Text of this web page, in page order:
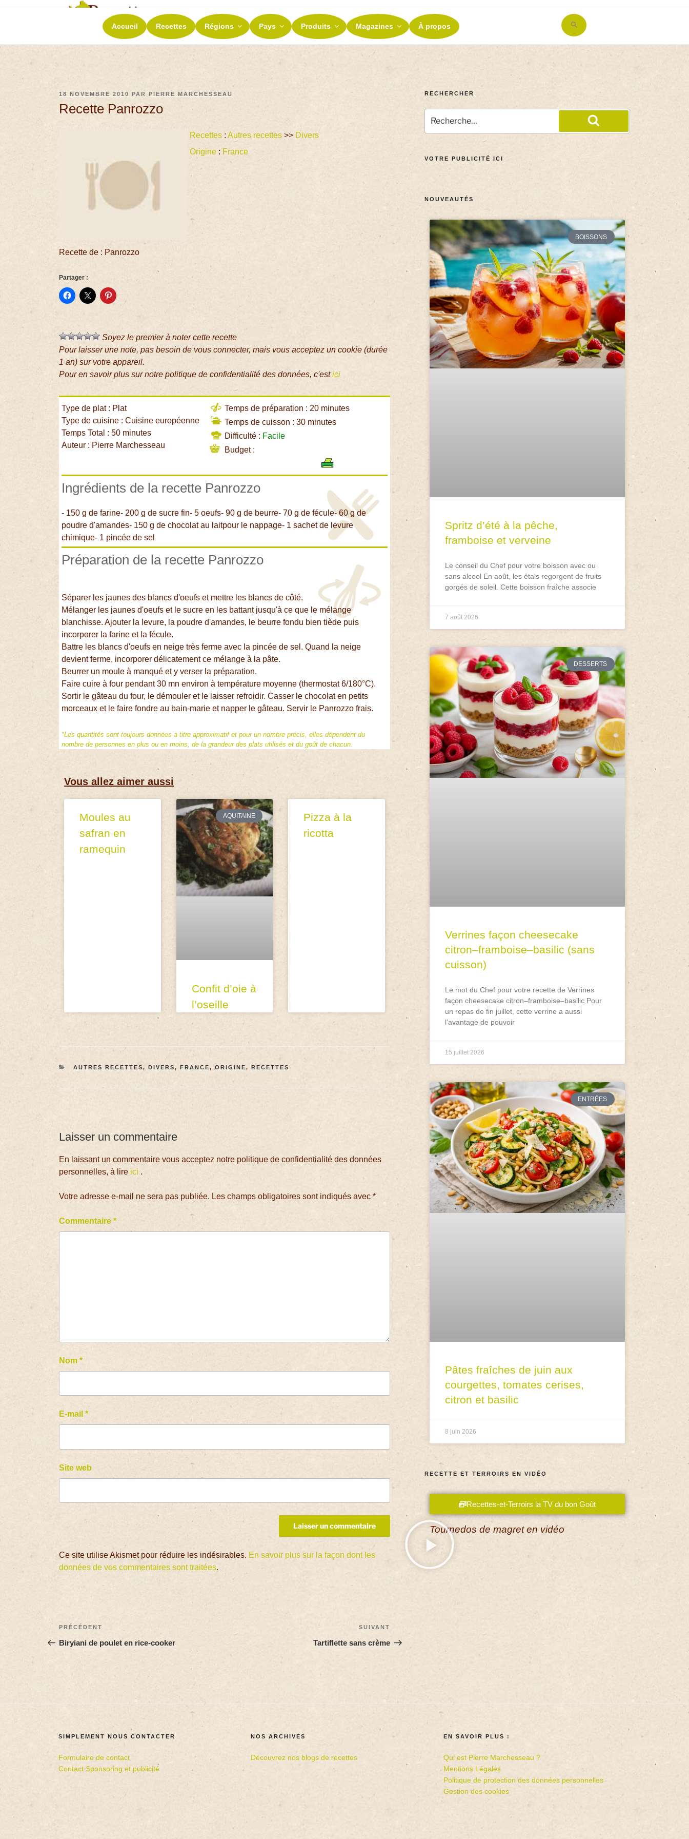
RECETTES ET TERROIRS
La richesse de nos terroirs
Accueil Recettes Régions Pays Produits Magazines À propos
Search
for:
18 NOVEMBRE 2010 PARPIERRE MARCHESSEAU
Recette Panrozzo
Recettes :Autres recettes >> Divers
Origine : France
Recette de : Panrozzo
Partager :
Soyez le premier à noter cette recette
Pour laisser une note, pas besoin de vous connecter, mais vous acceptez un cookie (durée
1 an) sur votre appareil.
Pour en savoir plus sur notre politique de confidentialité des données, c'estici
Type de plat : Plat
Type de cuisine : Cuisine européenne
Temps Total : 50 minutes
Auteur : Pierre Marchesseau
Temps de préparation : 20 minutes
Temps de cuisson : 30 minutes
Difficulté : Facile
Budget :
Ingrédients de la recette Panrozzo
- 150 g de farine- 200 g de sucre fin- 5 oeufs- 90 g de beurre- 70 g de fécule- 60 g de
poudre d'amandes- 150 g de chocolat au laitpour le nappage- 1 sachet de levure
chimique- 1 pincée de sel
Préparation de la recette Panrozzo
Séparer les jaunes des blancs d'oeufs et mettre les blancs de côté.
Mélanger les jaunes d'oeufs et le sucre en les battant jusqu'à ce que le mélange
blanchisse. Ajouter la levure, la poudre d'amandes, le beurre fondu bien tiède puis
incorporer la farine et la fécule.
Battre les blancs d'oeufs en neige très ferme avec la pincée de sel. Quand la neige
devient ferme, incorporer délicatement ce mélange à la pâte.
Beurrer un moule à manqué et y verser la préparation.
Faire cuire à four pendant 30 mn environ à température moyenne (thermostat 6/180°C).
Sortir le gâteau du four, le démouler et le laisser refroidir. Casser le chocolat en petits
morceaux et le faire fondre au bain-marie et napper le gâteau. Servir le Panrozzo frais.
*Les quantités sont toujours données à titre approximatif et pour un nombre précis, elles dépendent du
nombre de personnes en plus ou en moins, de la grandeur des plats utilisés et du goût de chacun.
Vous allez aimer aussi
Moules au
safran en
ramequin
AQUITAINE
Confit d’oie à
l’oseille
Pizza à la
ricotta
AUTRES RECETTES, DIVERS, FRANCE, ORIGINE, RECETTES
Laisser un commentaire
En laissant un commentaire vous acceptez notre politique de confidentialité des données
personnelles, à lire ici .
Votre adresse e-mail ne sera pas publiée. Les champs obligatoires sont indiqués avec*
Commentaire*
Nom*
E-mail*
Site web
Ce site utilise Akismet pour réduire les indésirables. En savoir plus sur la façon dont les
données de vos commentaires sont traitées.
PRÉCÉDENT
Biryiani de poulet en rice-cooker
SUIVANT
Tartiflette sans crème
RECHERCHER
VOTRE PUBLICITÉ ICI
NOUVEAUTÉS
BOISSONS
Spritz d’été à la pêche,
framboise et verveine
Le conseil du Chef pour votre boisson avec ou
sans alcool En août, les étals regorgent de fruits
gorgés de soleil. Cette boisson fraîche associe
7 août 2026
DESSERTS
Verrines façon cheesecake
citron–framboise–basilic (sans
cuisson)
Le mot du Chef pour votre recette de Verrines
façon cheesecake citron–framboise–basilic Pour
un repas de fin juillet, cette verrine a aussi
l’avantage de pouvoir
15 juillet 2026
ENTRÉES
Pâtes fraîches de juin aux
courgettes, tomates cerises,
citron et basilic
8 juin 2026
RECETTE ET TERROIRS EN VIDÉO
Recettes-et-Terroirs la TV du bon Goût
Tournedos de magret en vidéo
SIMPLEMENT NOUS CONTACTER
Formulaire de contact
Contact Sponsoring et publicité
NOS ARCHIVES
Découvrez nos blogs de recettes
EN SAVOIR PLUS :
Qui est Pierre Marchesseau ?
Mentions Légales
Politique de protection des données personnelles
Gestion des cookies